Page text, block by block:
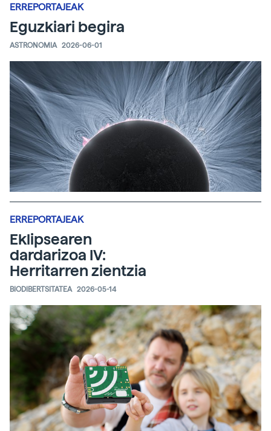
ERREPORTAJEAK
Eguzkiari begira
ASTRONOMIA 2026-06-01
ERREPORTAJEAK
Eklipsearen
dardarizoa IV:
Herritarren zientzia
BIODIBERTSITATEA 2026-05-14